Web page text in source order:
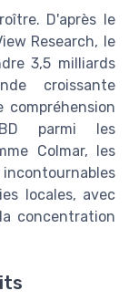
D'après le
Research, le
3,5 milliards
croissante
compréhension
parmi les
Colmar, les
locales, avec
concentration